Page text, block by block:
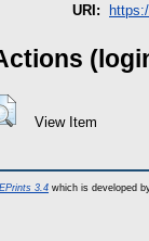
URI:
View Item
EPrints 3.4 which is developed